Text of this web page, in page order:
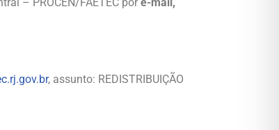
, assunto: REDISTRIBUIÇÃO